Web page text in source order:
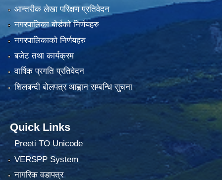
आन्तरीक लेखा परिक्षण प्रतिवेदन
नगरपालिका बोर्डको निर्णयहरु
नगरपालिकाको निर्णयहरु
बजेट तथा कार्यक्रम
वार्षिक प्रगति प्रतिवेदन
शिलबन्दी बोलपत्र आह्वान सम्बन्धि सुचना
Quick Links
Preeti TO Unicode
VERSPP System
नागरिक वडापत्र